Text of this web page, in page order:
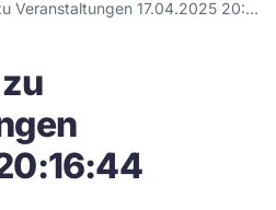
Anmeldung zu Veranstaltungen 17.04.2025 20:16:44